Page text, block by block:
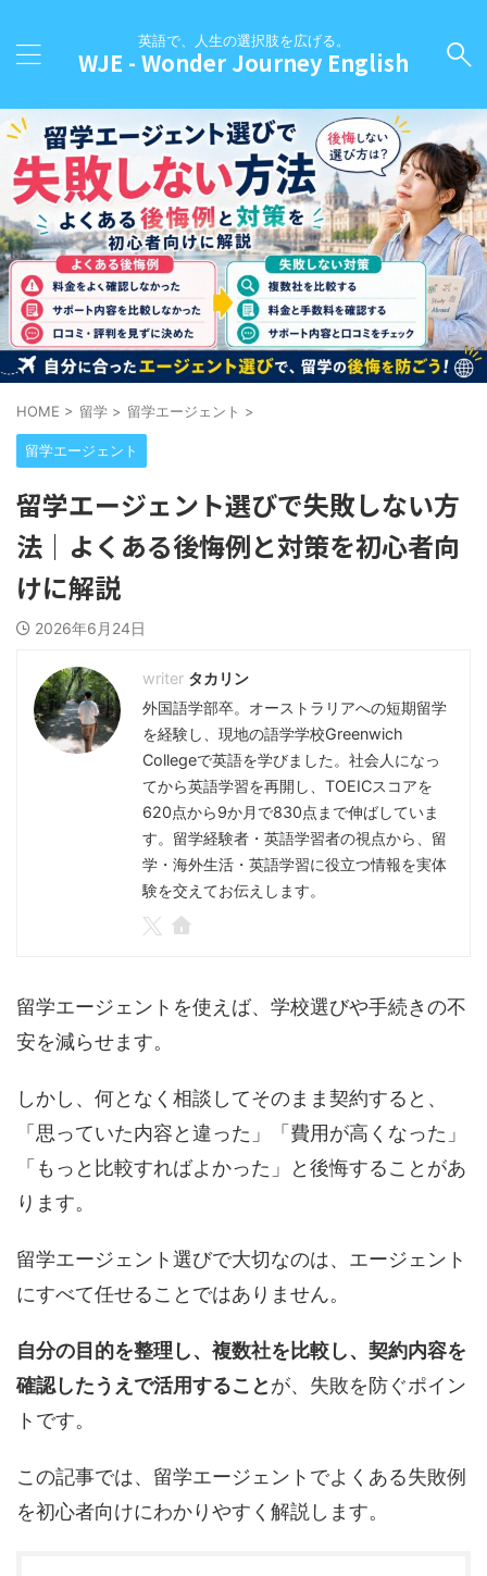
英語で、人生の選択肢を広げる。
WJE - Wonder Journey English
HOME > 留学 > 留学エージェント >
留学エージェント
留学エージェント選びで失敗しない方
法｜よくある後悔例と対策を初心者向
けに解説
2026年6月24日
タカリン
外国語学部卒。オーストラリアへの短期留学
を経験し、現地の語学学校Greenwich
Collegeで英語を学びました。社会人になっ
てから英語学習を再開し、TOEICスコアを
620点から9か月で830点まで伸ばしていま
す。留学経験者・英語学習者の視点から、留
学・海外生活・英語学習に役立つ情報を実体
験を交えてお伝えします。
留学エージェントを使えば、学校選びや手続きの不
安を減らせます。
しかし、何となく相談してそのまま契約すると、
「思っていた内容と違った」「費用が高くなった」
「もっと比較すればよかった」と後悔することがあ
ります。
留学エージェント選びで大切なのは、エージェント
にすべて任せることではありません。
自分の目的を整理し、複数社を比較し、契約内容を
確認したうえで活用することが、失敗を防ぐポイン
トです。
この記事では、留学エージェントでよくある失敗例
を初心者向けにわかりやすく解説します。